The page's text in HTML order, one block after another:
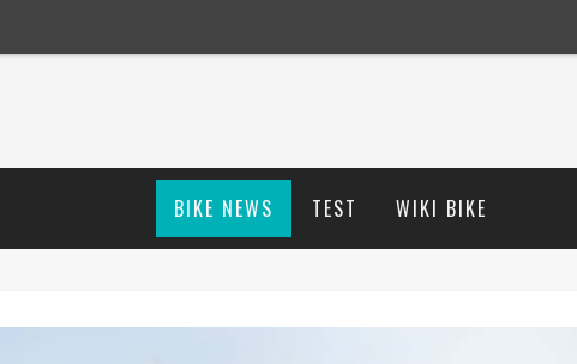
BIKE NEWS TEST WIKI BIKE